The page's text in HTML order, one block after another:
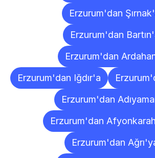
Erzurum'dan
Erzurum'dan
Erzurum'dan
Erzurum'dan Iğdır'a
Erzurum'dan
Erzurum'dan
Erzurum'dan